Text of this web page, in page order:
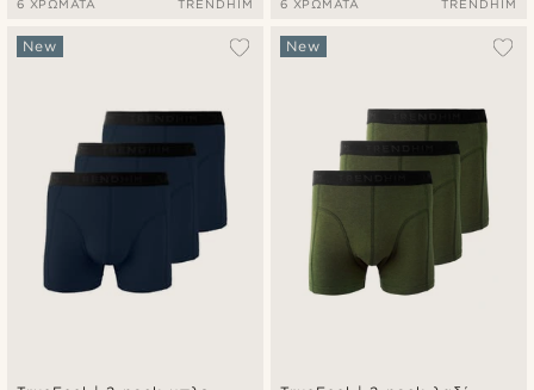
6 ΧΡΏΜΑΤΑ TRENDHIM 6 ΧΡΏΜΑΤΑ TRENDHIM
New New